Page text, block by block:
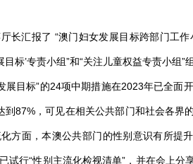
长汇报了 “澳门妇女发展目标跨部门工作
目标’专责小组”和“关注儿童权益专责小组
展目标”的24项中期措施在2023年已全面
到87%，可见在相关公共部门和社会各界
方面，本澳公共部门的性别意识有所提
试行“性别主流化检视清单”，并在会上分